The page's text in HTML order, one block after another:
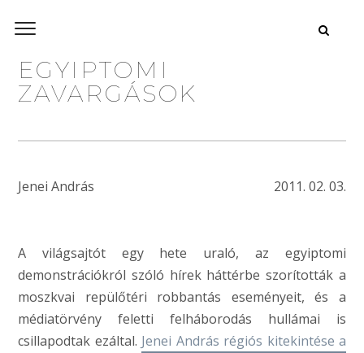
EGYIPTOMI
ZAVARGÁSOK
Jenei András 2011. 02. 03.
A világsajtót egy hete uraló, az egyiptomi
demonstrációkról szóló hírek háttérbe szorították a
moszkvai repülőtéri robbantás eseményeit, és a
médiatörvény feletti felháborodás hullámai is
csillapodtak ezáltal. Jenei András régiós kitekintése a